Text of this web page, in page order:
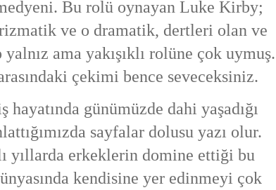
Bu rolü oynayan Luke Kirby;
ve o dramatik, dertleri olan ve
ama yakışıklı rolüne çok uymuş.
çekimi bence seveceksiniz.
hayatında günümüzde dahi yaşadığı
sayfalar dolusu yazı olur.
yıllarda erkeklerin domine ettiği bu
kendisine yer edinmeyi çok